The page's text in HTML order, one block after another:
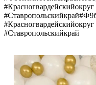
#Красногвардейскийокруг
#Красногвардейскийокруг
#Ставропольскийкрай